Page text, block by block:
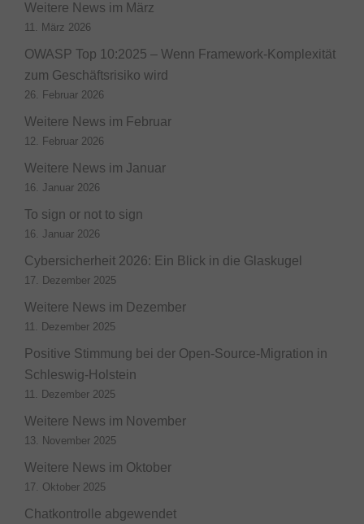
Weitere News im März
11. März 2026
OWASP Top 10:2025 – Wenn Framework-Komplexität
zum Geschäftsrisiko wird
26. Februar 2026
Weitere News im Februar
12. Februar 2026
Weitere News im Januar
16. Januar 2026
To sign or not to sign
16. Januar 2026
Cybersicherheit 2026: Ein Blick in die Glaskugel
17. Dezember 2025
Weitere News im Dezember
11. Dezember 2025
Positive Stimmung bei der Open-Source-Migration in
Schleswig-Holstein
11. Dezember 2025
Weitere News im November
13. November 2025
Weitere News im Oktober
17. Oktober 2025
Chatkontrolle abgewendet